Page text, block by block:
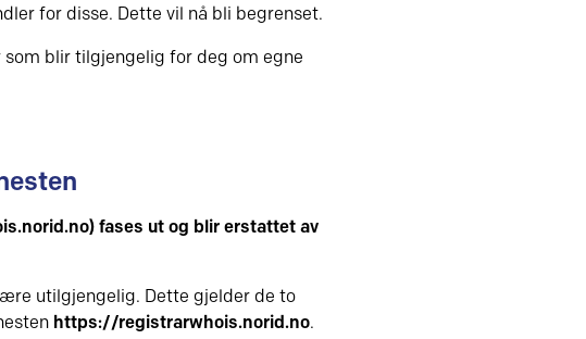
for disse. Dette vil nå bli begrenset.
som blir tilgjengelig for deg om egne
fases ut og blir erstattet av
utilgjengelig. Dette gjelder de to
https://registrarwhois.norid.no.